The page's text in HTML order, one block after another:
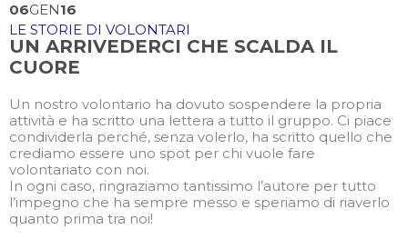
06GEN16
LE STORIE DI VOLONTARI
UN ARRIVEDERCI CHE SCALDA IL
CUORE
Un nostro volontario ha dovuto sospendere la propria
attività e ha scritto una lettera a tutto il gruppo. Ci piace
condividerla perché, senza volerlo, ha scritto quello che
crediamo essere uno spot per chi vuole fare
volontariato con noi.
In ogni caso, ringraziamo tantissimo l’autore per tutto
l’impegno che ha sempre messo e speriamo di riaverlo
quanto prima tra noi!